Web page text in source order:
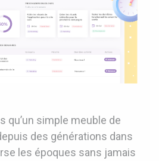
qu’un simple meuble de
des générations dans
les époques sans jamais